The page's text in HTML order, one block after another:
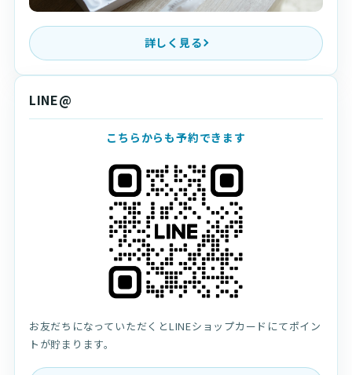
詳しく見る
LINE@
こちらからも予約できます
お友だちになっていただくとLINEショップカードにてポイン
トが貯まります。